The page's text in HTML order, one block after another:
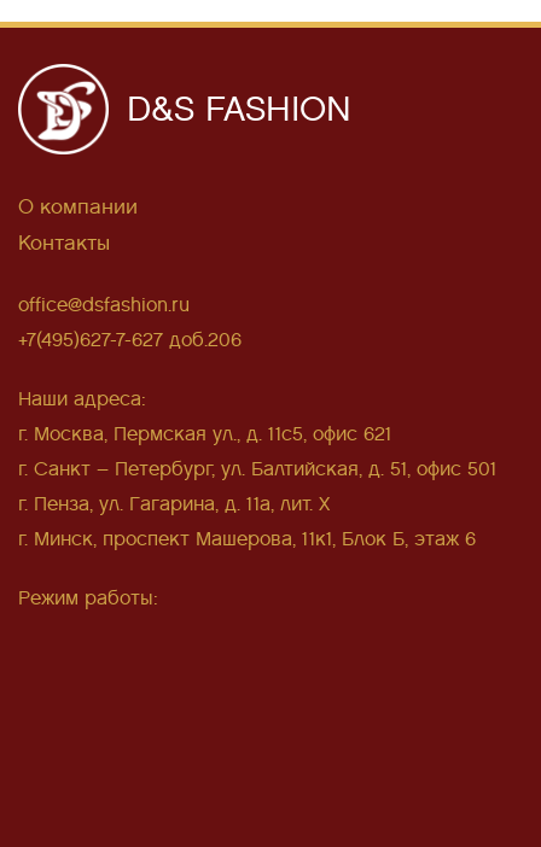
D&S FASHION
О компании
Контакты
office@dsfashion.ru
+7(495)627-7-627 доб.206
Наши адреса:
г. Москва, Пермская ул., д. 11с5, офис 621
г. Санкт – Петербург, ул. Балтийская, д. 51, офис 501
г. Пенза, ул. Гагарина, д. 11а, лит. Х
г. Минск, проспект Машерова, 11к1, Блок Б, этаж 6
Режим работы: